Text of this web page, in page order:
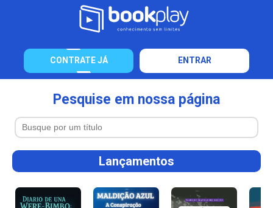
CONTRATE JÁ ENTRAR
Pesquise em nossa página
Lançamentos